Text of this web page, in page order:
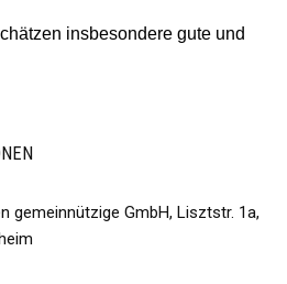
insbesondere gute und
gemeinnützige GmbH, Lisztstr. 1a,